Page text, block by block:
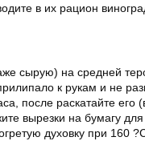
в их рацион
сырую) на средней
к рукам и не
после раскатайте его
вырезки на бумагу
духовку при 160